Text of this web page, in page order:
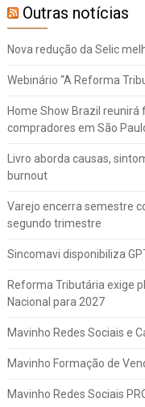
Outras notícias
Nova redução da Selic
Webinário “A Reforma
Home Show Brazil
compradores em São
Livro aborda causas,
burnout
Varejo encerra semestre
segundo trimestre
Sincomavi disponibiliza
Reforma Tributária exige
Nacional para 2027
Mavinho Redes Sociais e
Mavinho Formação de
Mavinho Redes Sociais